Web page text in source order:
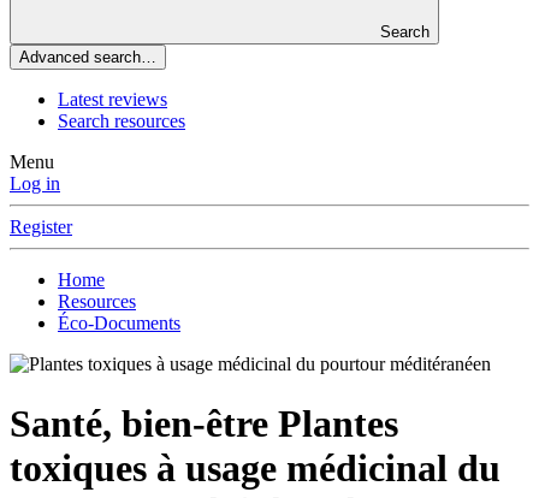
Search
Advanced search…
Latest reviews
Search resources
Menu
Log in
Register
Home
Resources
Éco-Documents
Santé, bien-être Plantes
toxiques à usage médicinal du